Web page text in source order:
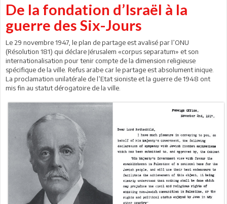
De la fondation d’Israël à la
guerre des Six-Jours
Le 29 novembre 1947, le plan de partage est avalisé par l’ONU
(Résolution 181) qui déclare Jérusalem «corpus separatum» et son
internationalisation pour tenir compte de la dimension religieuse
spécifique de la ville. Refus arabe car le partage est absolument inique.
La proclamation unilatérale de l’Etat sioniste et la guerre de 1948 ont
mis fin au statut dérogatoire de la ville.